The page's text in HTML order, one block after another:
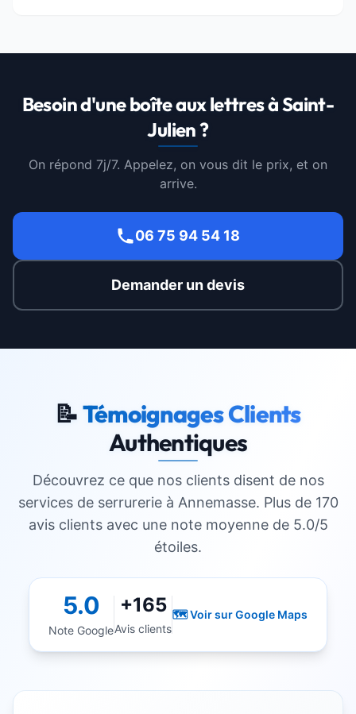
Besoin d'une boîte aux lettres à Saint-
Julien ?
On répond 7j/7. Appelez, on vous dit le prix, et on
arrive.
06 75 94 54 18
Demander un devis
📝Témoignages Clients
Authentiques
Découvrez ce que nos clients disent de nos
services de serrurerie à Annemasse. Plus de 170
avis clients avec une note moyenne de 5.0/5
étoiles.
5.0
Note Google
+165
Avis clients
🗺️ Voir sur Google Maps